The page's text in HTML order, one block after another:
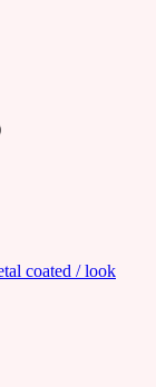
coated / look